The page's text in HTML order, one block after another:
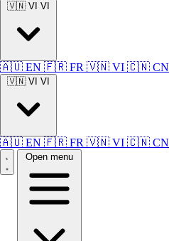
🇻🇳 VI VI
🇦🇺 EN 🇫🇷 FR 🇻🇳 VI 🇨🇳 CN
🇻🇳 VI VI
🇦🇺 EN 🇫🇷 FR 🇻🇳 VI 🇨🇳 CN
Open menu